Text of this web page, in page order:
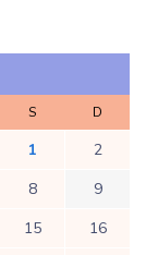
S D
1
2
8
9
15
16